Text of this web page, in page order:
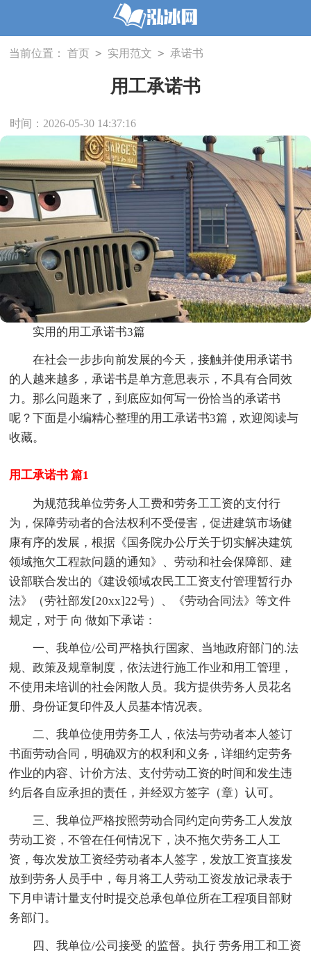
当前位置： 首页 > 实用范文 > 承诺书
用工承诺书
时间：2026-05-30 14:37:16
实用的用工承诺书3篇
在社会一步步向前发展的今天，接触并使用承诺书
的人越来越多，承诺书是单方意思表示，不具有合同效
力。那么问题来了，到底应如何写一份恰当的承诺书
呢？下面是小编精心整理的用工承诺书3篇，欢迎阅读与
收藏。
用工承诺书 篇1
为规范我单位劳务人工费和劳务工工资的支付行
为，保障劳动者的合法权利不受侵害，促进建筑市场健
康有序的发展，根据《国务院办公厅关于切实解决建筑
领域拖欠工程款问题的通知》、劳动和社会保障部、建
设部联合发出的《建设领域农民工工资支付管理暂行办
法》（劳社部发[20xx]22号）、《劳动合同法》等文件
规定，对于 向 做如下承诺：
一、我单位/公司严格执行国家、当地政府部门的.法
规、政策及规章制度，依法进行施工作业和用工管理，
不使用未培训的社会闲散人员。我方提供劳务人员花名
册、身份证复印件及人员基本情况表。
二、我单位使用劳务工人，依法与劳动者本人签订
书面劳动合同，明确双方的权利和义务，详细约定劳务
作业的内容、计价方法、支付劳动工资的时间和发生违
约后各自应承担的责任，并经双方签字（章）认可。
三、我单位严格按照劳动合同约定向劳务工人发放
劳动工资，不管在任何情况下，决不拖欠劳务工人工
资，每次发放工资经劳动者本人签字，发放工资直接发
放到劳务人员手中，每月将工人劳动工资发放记录表于
下月申请计量支付时提交总承包单位所在工程项目部财
务部门。
四、我单位/公司接受 的监督。执行 劳务用工和工资